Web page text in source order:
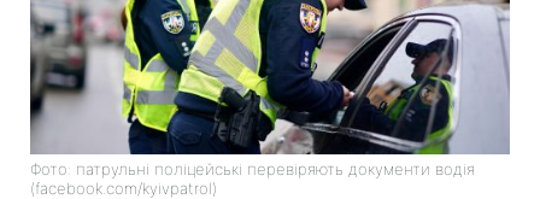
Фото: патрульні поліцейські перевіряють документи водія
(facebook.com/kyivpatrol)